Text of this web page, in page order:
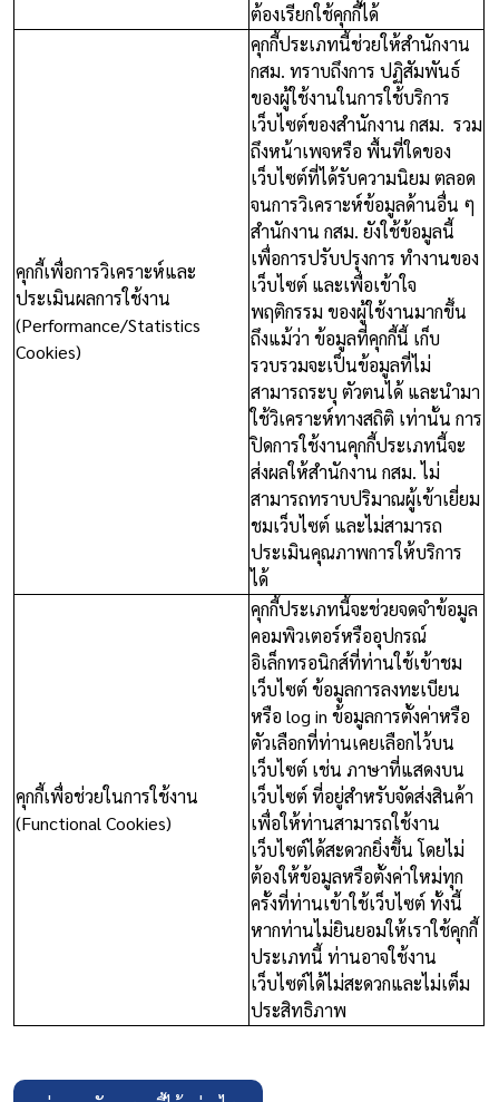
ต้องเรียกใช้คุกกี้ได้
คุกกี้เพื่อการวิเคราะห์และ
ประเมินผลการใช้งาน
(Performance/Statistics
Cookies)
คุกกี้ประเภทนี้ช่วยให้สำนักงาน
กสม. ทราบถึงการ ปฏิสัมพันธ์
ของผู้ใช้งานในการใช้บริการ
เว็บไซต์ของสำนักงาน กสม. รวม
ถึงหน้าเพจหรือ พื้นที่ใดของ
เว็บไซต์ที่ได้รับความนิยม ตลอด
จนการวิเคราะห์ข้อมูลด้านอื่น ๆ
สำนักงาน กสม. ยังใช้ข้อมูลนี้
เพื่อการปรับปรุงการ ทำงานของ
เว็บไซต์ และเพื่อเข้าใจ
พฤติกรรม ของผู้ใช้งานมากขึ้น
ถึงแม้ว่า ข้อมูลที่คุกกี้นี้ เก็บ
รวบรวมจะเป็นข้อมูลที่ไม่
สามารถระบุ ตัวตนได้ และนำมา
ใช้วิเคราะห์ทางสถิติ เท่านั้น การ
ปิดการใช้งานคุกกี้ประเภทนี้จะ
ส่งผลให้สำนักงาน กสม. ไม่
สามารถทราบปริมาณผู้เข้าเยี่ยม
ชมเว็บไซต์ และไม่สามารถ
ประเมินคุณภาพการให้บริการ
ได้
คุกกี้เพื่อช่วยในการใช้งาน
(Functional Cookies)
คุกกี้ประเภทนี้จะช่วยจดจำข้อมูล
คอมพิวเตอร์หรืออุปกรณ์
อิเล็กทรอนิกส์ที่ท่านใช้เข้าชม
เว็บไซต์ ข้อมูลการลงทะเบียน
หรือ log in ข้อมูลการตั้งค่าหรือ
ตัวเลือกที่ท่านเคยเลือกไว้บน
เว็บไซต์ เช่น ภาษาที่แสดงบน
เว็บไซต์ ที่อยู่สำหรับจัดส่งสินค้า
เพื่อให้ท่านสามารถใช้งาน
เว็บไซต์ได้สะดวกยิ่งขึ้น โดยไม่
ต้องให้ข้อมูลหรือตั้งค่าใหม่ทุก
ครั้งที่ท่านเข้าใช้เว็บไซต์ ทั้งนี้
หากท่านไม่ยินยอมให้เราใช้คุกกี้
ประเภทนี้ ท่านอาจใช้งาน
เว็บไซต์ได้ไม่สะดวกและไม่เต็ม
ประสิทธิภาพ